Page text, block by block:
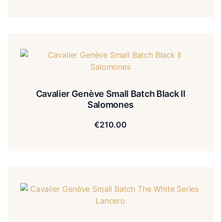
Cavalier Genève Small Batch Black II
Salomones
€210.00